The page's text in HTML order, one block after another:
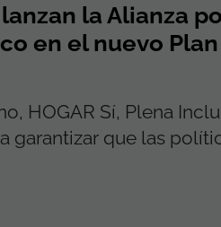
la Alianza
en el nuevo
HOGAR Sí, Plena
garantizar que las